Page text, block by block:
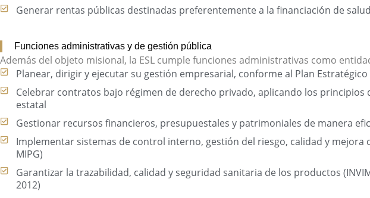
Generar rentas públicas destinadas preferentemente a la financiación de
Funciones administrativas y de gestión pública
Además del objeto misional, la ESL cumple funciones administrativas como
Planear, dirigir y ejecutar su gestión empresarial, conforme al Plan
Celebrar contratos bajo régimen de derecho privado, aplicando los principios
estatal
Gestionar recursos financieros, presupuestales y patrimoniales de manera
Implementar sistemas de control interno, gestión del riesgo, calidad y mejora
MIPG)
Garantizar la trazabilidad, calidad y seguridad sanitaria de los productos
2012)